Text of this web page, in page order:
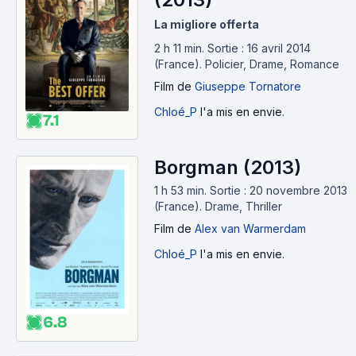
7.1
La migliore offerta
2 h 11 min. Sortie : 16 avril 2014
(France). Policier, Drame, Romance
Film de Giuseppe Tornatore
Chloé_P l'a mis en envie.
6.8
Borgman (2013)
1 h 53 min. Sortie : 20 novembre 2013
(France). Drame, Thriller
Film de Alex van Warmerdam
Chloé_P l'a mis en envie.